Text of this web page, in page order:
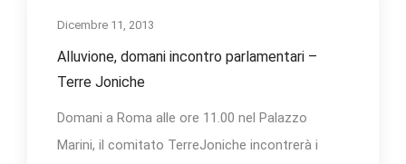
Dicembre 11, 2013
Alluvione, domani incontro parlamentari –
Terre Joniche
Domani a Roma alle ore 11.00 nel Palazzo
Marini, il comitato TerreJoniche incontrerà i